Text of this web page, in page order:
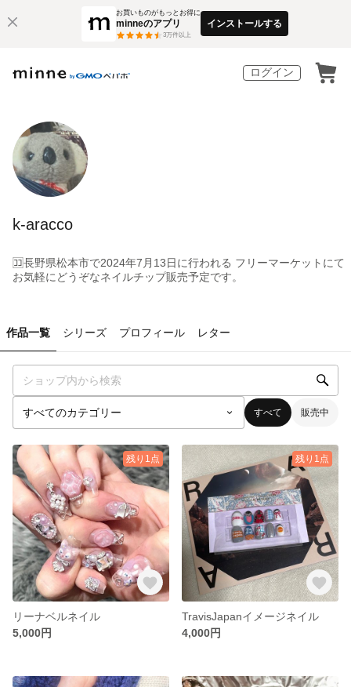
お買いものがもっとお得に
minneのアプリ
3万件以上
インストールする
ログイン
k-aracco
🈁長野県松本市で2024年7月13日に行われる フリーマーケットにて
お気軽にどうぞなネイルチップ販売予定です。
作品一覧 シリーズ プロフィール レター
すべて 販売中
残り1点
リーナベルネイル
5,000円
残り1点
TravisJapanイメージネイル
4,000円